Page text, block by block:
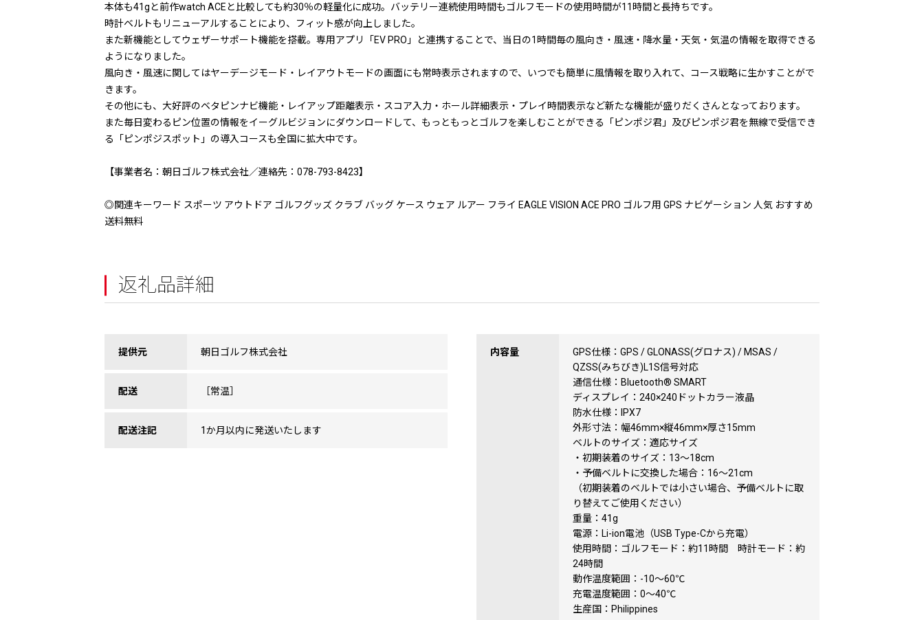
本体も41gと前作watch ACEと比較しても約30％の軽量化に成功。バッテリー連続使用時間もゴルフモードの使用時間が11時間と長持ちです。
時計ベルトもリニューアルすることにより、フィット感が向上しました。
また新機能としてウェザーサポート機能を搭載。専用アプリ「EV PRO」と連携することで、当日の1時間毎の風向き・風速・降水量・天気・気温の情報を取得できる
ようになりました。
風向き・風速に関してはヤーデージモード・レイアウトモードの画面にも常時表示されますので、いつでも簡単に風情報を取り入れて、コース戦略に生かすことがで
きます。
その他にも、大好評のベタピンナビ機能・レイアップ距離表示・スコア入力・ホール詳細表示・プレイ時間表示など新たな機能が盛りだくさんとなっております。
また毎日変わるピン位置の情報をイーグルビジョンにダウンロードして、もっともっとゴルフを楽しむことができる「ピンポジ君」及びピンポジ君を無線で受信でき
る「ピンポジスポット」の導入コースも全国に拡大中です。
【事業者名：朝日ゴルフ株式会社／連絡先：078-793-8423】
◎関連キーワード スポーツ アウトドア ゴルフグッズ クラブ バッグ ケース ウェア ルアー フライ EAGLE VISION ACE PRO ゴルフ用 GPS ナビゲーション 人気 おすすめ
送料無料
返礼品詳細
提供元 朝日ゴルフ株式会社
配送 ［常温］
配送注記 1か月以内に発送いたします
内容量
GPS仕様：GPS / GLONASS(グロナス) / MSAS /
QZSS(みちびき)L1S信号対応
通信仕様：Bluetooth® SMART
ディスプレイ：240×240ドットカラー液晶
防水仕様：IPX7
外形寸法：幅46mm×縦46mm×厚さ15mm
ベルトのサイズ：適応サイズ
・初期装着のサイズ：13～18cm
・予備ベルトに交換した場合：16～21cm
（初期装着のベルトでは小さい場合、予備ベルトに取
り替えてご使用ください）
重量：41g
電源：Li-ion電池（USB Type-Cから充電）
使用時間：ゴルフモード：約11時間 時計モード：約
24時間
動作温度範囲：-10〜60℃
充電温度範囲：0～40℃
生産国：Philippines